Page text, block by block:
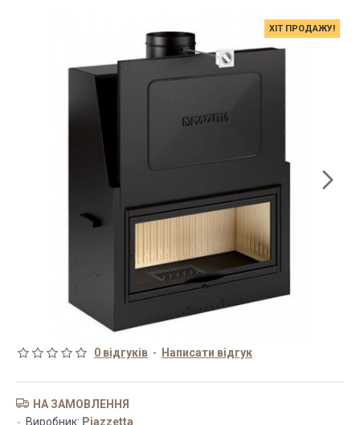
ХІТ ПРОДАЖУ!
0 відгуків - Написати відгук
НА ЗАМОВЛЕННЯ
Виробник: Piazzetta